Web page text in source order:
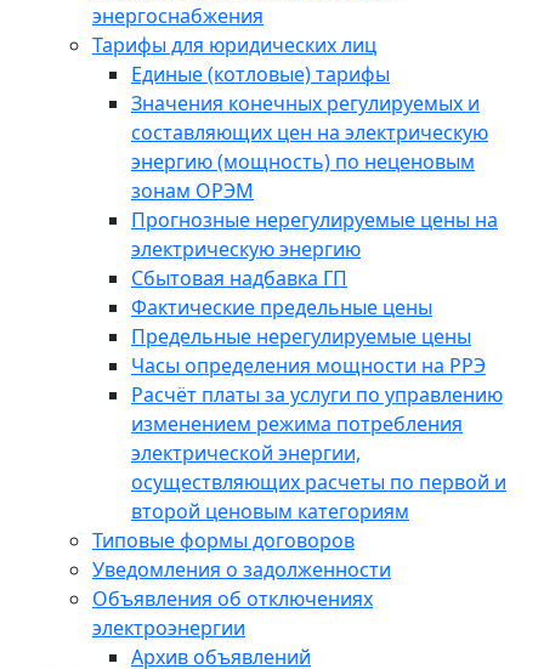
энергоснабжения
Тарифы для юридических лиц
Единые (котловые) тарифы
Значения конечных регулируемых и
составляющих цен на электрическую
энергию (мощность) по неценовым
зонам ОРЭМ
Прогнозные нерегулируемые цены на
электрическую энергию
Сбытовая надбавка ГП
Фактические предельные цены
Предельные нерегулируемые цены
Часы определения мощности на РРЭ
Расчёт платы за услуги по управлению
изменением режима потребления
электрической энергии,
осуществляющих расчеты по первой и
второй ценовым категориям
Типовые формы договоров
Уведомления о задолженности
Объявления об отключениях
электроэнергии
Архив объявлений